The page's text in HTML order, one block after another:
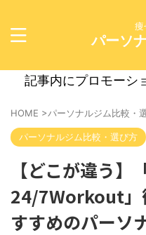
痩
パーソ
記事内にプロモーシ
HOME >パーソナルジム比較・
パーソナルジム比較・選び方
【どこが違う】
24/7Workout」
すすめのパーソ